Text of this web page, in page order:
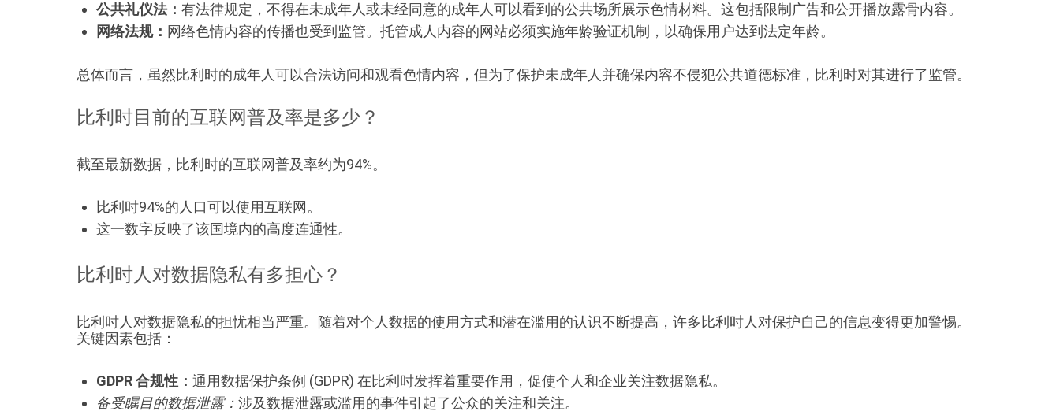
公共礼仪法： 有法律规定，不得在未成年人或未经同意的成年人可以看到的公共场所展示色情材料。这包括限制广告和公开播放露骨内容。
网络法规： 网络色情内容的传播也受到监管。托管成人内容的网站必须实施年龄验证机制，以确保用户达到法定年龄。
总体而言，虽然比利时的成年人可以合法访问和观看色情内容，但为了保护未成年人并确保内容不侵犯公共道德标准，比利时对其进行了监管。
比利时目前的互联网普及率是多少？
截至最新数据，比利时的互联网普及率约为94%。
比利时94%的人口可以使用互联网。
这一数字反映了该国境内的高度连通性。
比利时人对数据隐私有多担心？
比利时人对数据隐私的担忧相当严重。随着对个人数据的使用方式和潜在滥用的认识不断提高，许多比利时人对保护自己的信息变得更加警惕。
关键因素包括：
GDPR 合规性： 通用数据保护条例 (GDPR) 在比利时发挥着重要作用，促使个人和企业关注数据隐私。
备受瞩目的数据泄露： 涉及数据泄露或滥用的事件引起了公众的关注和关注。